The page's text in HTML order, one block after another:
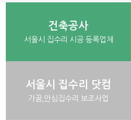
건축공사
서울시 집수리 시공 등록업체
서울시 집수리 닷컴
가꿈,안심집수리 보조사업